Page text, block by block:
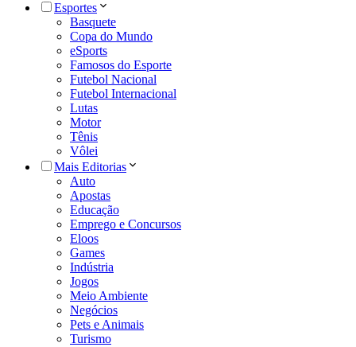
Esportes
Basquete
Copa do Mundo
eSports
Famosos do Esporte
Futebol Nacional
Futebol Internacional
Lutas
Motor
Tênis
Vôlei
Mais Editorias
Auto
Apostas
Educação
Emprego e Concursos
Eloos
Games
Indústria
Jogos
Meio Ambiente
Negócios
Pets e Animais
Turismo